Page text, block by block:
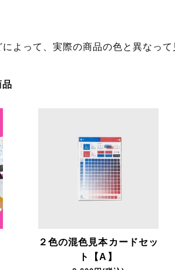
よって、実際の商品の色と異なって
品
２色の混色見本カードセッ
ト【A】